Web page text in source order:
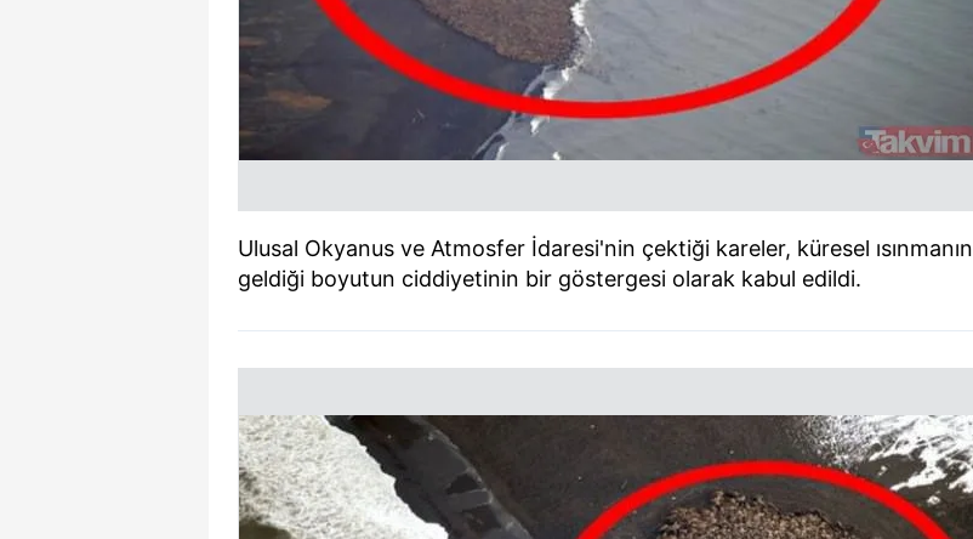
Ulusal Okyanus ve Atmosfer İdaresi'nin çektiği kareler, küresel ısınmanın
geldiği boyutun ciddiyetinin bir göstergesi olarak kabul edildi.